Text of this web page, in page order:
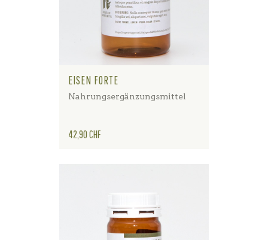
EISEN FORTE
Nahrungsergänzungsmittel
Preis
42,90 CHF